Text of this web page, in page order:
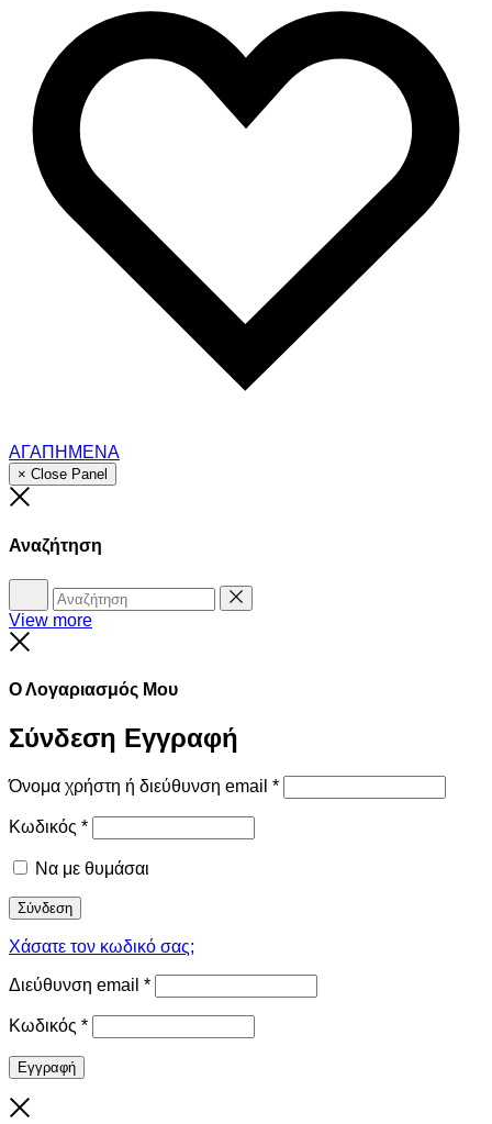
ΑΓΑΠΗΜΕΝΑ
× Close Panel
Αναζήτηση
Αναζήτηση Reset
View more
Ο Λογαριασμός Μου
Σύνδεση Εγγραφή
Όνομα χρήστη ή διεύθυνση email *
Κωδικός *
Να με θυμάσαι
Σύνδεση
Χάσατε τον κωδικό σας;
Διεύθυνση email *
Κωδικός *
Εγγραφή